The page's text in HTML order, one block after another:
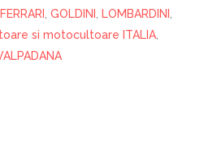
FERRARI GOLDINI LOMBARDINI
si motocultoare ITALIA